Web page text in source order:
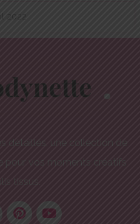
2022
détaillés, une collection de
pour vos moments créatifs
tissus.